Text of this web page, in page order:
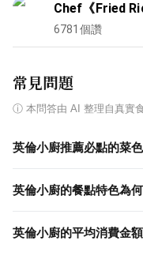
Chef《Fried
6781 個讚
常見問題
ⓘ 本問答由 AI 整理自真實
英倫小廚推薦必點的菜
英倫小廚的餐點特色為
英倫小廚的平均消費金